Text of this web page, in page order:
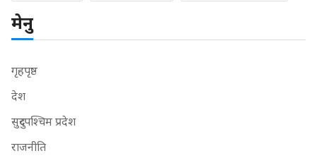
मेनु
गृहपृष्ठ
देश
सुदुरपश्चिम प्रदेश
राजनीति